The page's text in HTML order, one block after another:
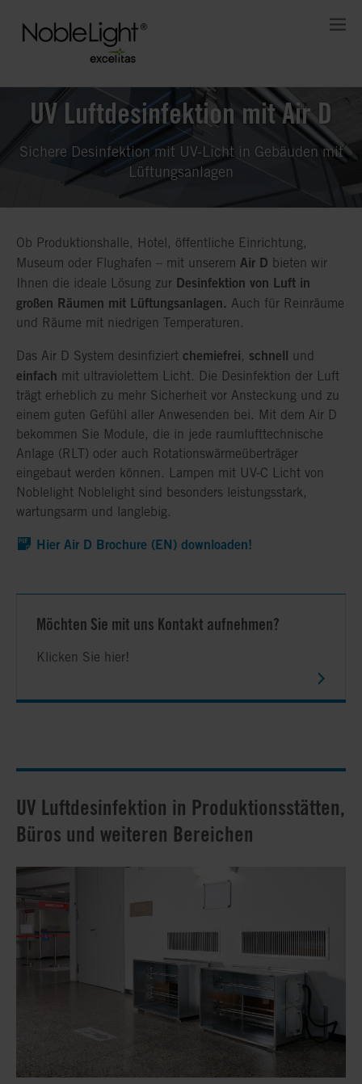
UV Luftdesinfektion mit Air D
Sichere Desinfektion mit UV-Licht in Gebäuden mit
Lüftungsanlagen
Ob Produktionshalle, Hotel, öffentliche Einrichtung,
Museum oder Flughafen – mit unserem Air D bieten wir
Ihnen die ideale Lösung zur Desinfektion von Luft in
großen Räumen mit Lüftungsanlagen. Auch für Reinräume
und Räume mit niedrigen Temperaturen.
Das Air D System desinfiziert chemiefrei, schnell und
einfach mit ultraviolettem Licht. Die Desinfektion der Luft
trägt erheblich zu mehr Sicherheit vor Ansteckung und zu
einem guten Gefühl aller Anwesenden bei. Mit dem Air D
bekommen Sie Module, die in jede raumlufttechnische
Anlage (RLT) oder auch Rotationswärmeüberträger
eingebaut werden können. Lampen mit UV-C Licht von
Noblelight Noblelight sind besonders leistungsstark,
wartungsarm und langlebig.
Hier Air D Brochure (EN) downloaden!
Möchten Sie mit uns Kontakt aufnehmen?
Klicken Sie hier!
UV Luftdesinfektion in Produktionsstätten,
Büros und weiteren Bereichen